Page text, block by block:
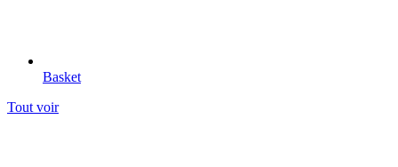
Basket
Tout voir